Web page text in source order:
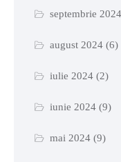
septembrie 2024
august 2024(6)
iulie 2024(2)
iunie 2024(9)
mai 2024(9)